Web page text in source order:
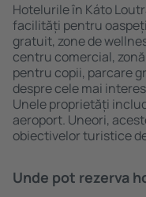
Hotelurile în Káto
facilități pentru
gratuit, zone de
centru comercial,
pentru copii, parcare
despre cele mai
Unele proprietăți
aeroport. Uneori,
obiectivelor turistice
Unde pot rezerva